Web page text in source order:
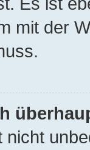
mit der
nicht